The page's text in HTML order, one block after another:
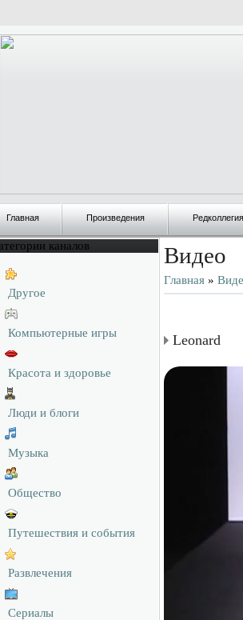
Главная Произведения Редколлегия
каналов
Другое
Компьютерные игры
Красота и здоровье
Люди и блоги
Музыка
Общество
Путешествия и события
Развлечения
Сериалы
Видео
Главная»
Leonard